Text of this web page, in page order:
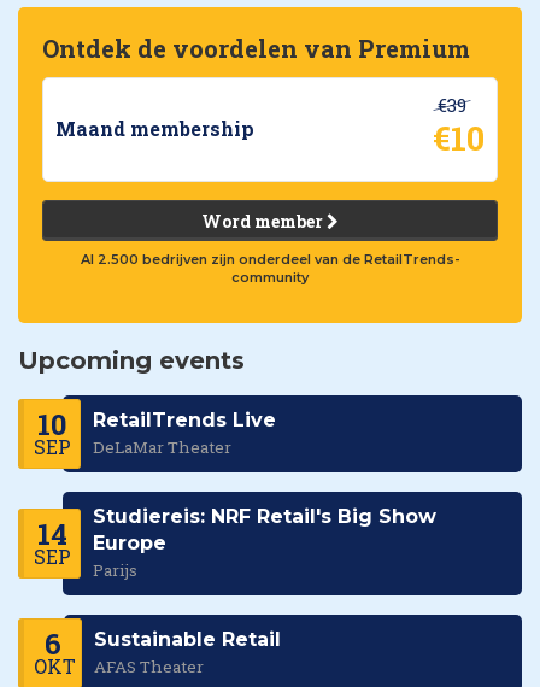
Ontdek de voordelen van Premium
Maand membership
€39
€10
Word member
Al 2.500 bedrijven zijn onderdeel van de RetailTrends-
community
Upcoming events
10
SEP
RetailTrends Live
DeLaMar Theater
14
SEP
Studiereis: NRF Retail's Big Show
Europe
Parijs
6
OKT
Sustainable Retail
AFAS Theater